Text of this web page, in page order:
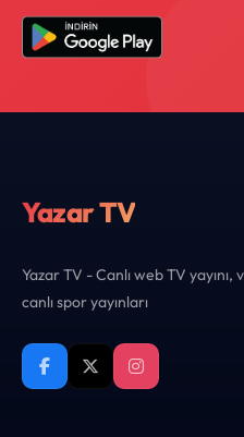
Yazar TV
Yazar TV - Canlı web TV
canlı spor yayınları